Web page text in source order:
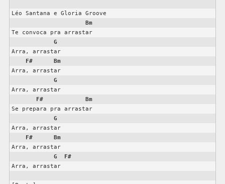
Léo Santana e Gloria Groove
Bm
Te convoca pra arrastar
G
Arra, arrastar
F#
Bm
Arra, arrastar
G
Arra, arrastar
F#
Bm
Se prepara pra arrastar
G
Arra, arrastar
F#
Bm
Arra, arrastar
G
F#
Arra, arrastar